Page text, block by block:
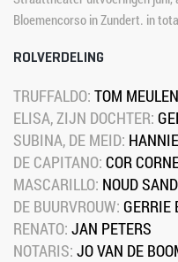
Bloemencorso in Zundert. in
ROLVERDELING
TRUFFALDO: TOM
ELISA, ZIJN DOCHTER:
SUBINA, DE MEID:
DE CAPITANO: COR
MASCARILLO: NOUD
DE BUURVROUW: GERRIE
RENATO: JAN PETERS
NOTARIS: JO VAN DE